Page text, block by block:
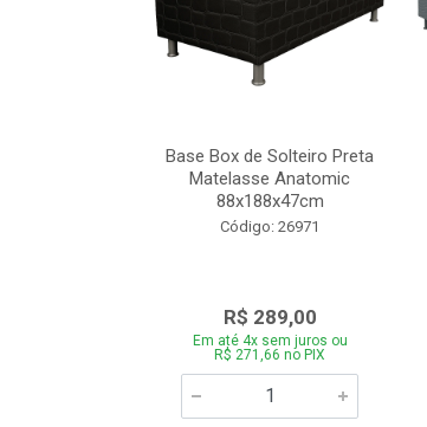
Base Box de Solteiro Preta
Matelasse Anatomic
88x188x47cm
Código: 26971
R$ 289,00
Em até 4x sem juros ou
R$ 271,66 no PIX